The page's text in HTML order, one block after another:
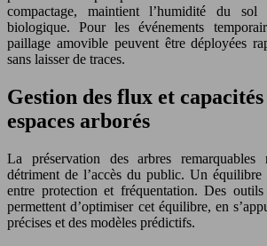
compactage, maintient l’humidité du sol
biologique. Pour les événements
paillage amovible peuvent être déployées
sans laisser de traces.
Gestion des flux et capacités
espaces arborés
La préservation des arbres
détriment de l’accès du public. Un
entre protection et fréquentation. Des
permettent d’optimiser cet équilibre, en
précises et des modèles prédictifs.